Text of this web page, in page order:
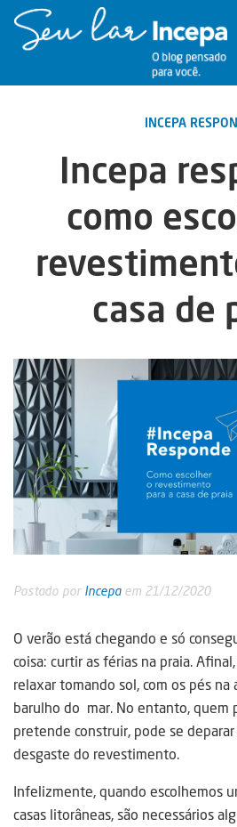
INCEPA
Incepa
como
casa de
Postado por Incepaem 21/12/2020
O verão está chegando e só
coisa: curtir as férias na praia.
relaxar tomando sol, com os pés na
barulho do mar. No entanto, quem
pretende construir, pode se
desgaste do revestimento.
Infelizmente, quando escolhemos
casas litorâneas, são necessários